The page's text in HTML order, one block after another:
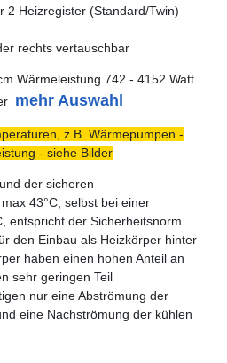
2 Heizregister (Standard/Twin)
rechts vertauschbar
Wärmeleistung 742 - 4152 Watt
mehr Auswahl
z.B. Wärmepumpen -
- siehe Bilder
der sicheren
43°C, selbst bei einer
entspricht der Sicherheitsnorm
den Einbau als Heizkörper hinter
haben einen hohen Anteil an
sehr geringen Teil
nur eine Abströmung der
eine Nachströmung der kühlen